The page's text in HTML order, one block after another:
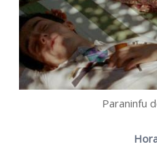
Paraninfu